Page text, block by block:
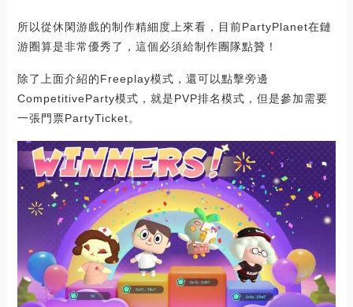
所以從休閑游戲的制作精細度上來看，目前PartyPlanet在鏈
游圈算是非常優秀了，這個必須給制作團隊點贊！
除了上面介紹的Freeplay模式，還可以點擊旁邊
CompetitiveParty模式，就是PVP排名模式，但是參加需要
一張門票PartyTicket。